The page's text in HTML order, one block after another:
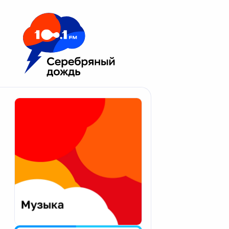
Москва 100.1 FM
Апатиты
Екатеринбург
Калининград
Калуга